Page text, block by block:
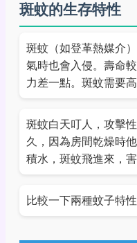
斑蚊的生存特性
斑蚊（如登革熱媒介
氣時也會入侵。壽命
力差一點。斑蚊需要
斑蚊白天叮人，攻擊
久，因為房間乾燥時
積水，斑蚊飛進來，害
比較一下兩種蚊子特